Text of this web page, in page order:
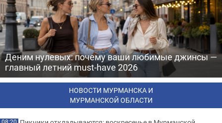
Деним нулевых: почему ваши любимые джинсы —
главный летний must-have 2026
НОВОСТИ МУРМАНСКА И
МУРМАНСКОЙ ОБЛАСТИ